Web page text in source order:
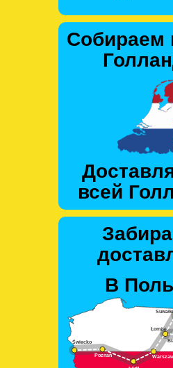
Собираем
всей
В